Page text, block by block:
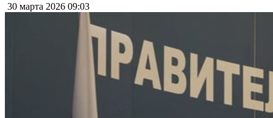
30 марта 2026 09:03